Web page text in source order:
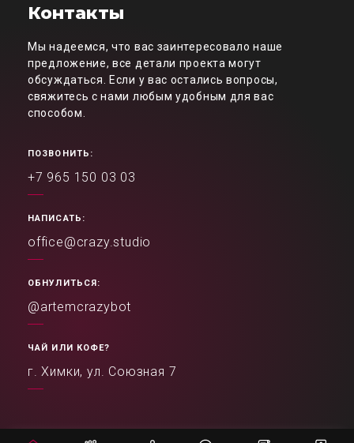
Контакты
Мы надеемся, что вас заинтересовало наше
предложение, все детали проекта могут
обсуждаться. Если у вас остались вопросы,
свяжитесь с нами любым удобным для вас
способом.
ПОЗВОНИТЬ:
+7 965 150 03 03
НАПИСАТЬ:
office@crazy.studio
ОБНУЛИТЬСЯ:
@artemcrazybot
ЧАЙ ИЛИ КОФЕ?
г. Химки, ул. Союзная 7